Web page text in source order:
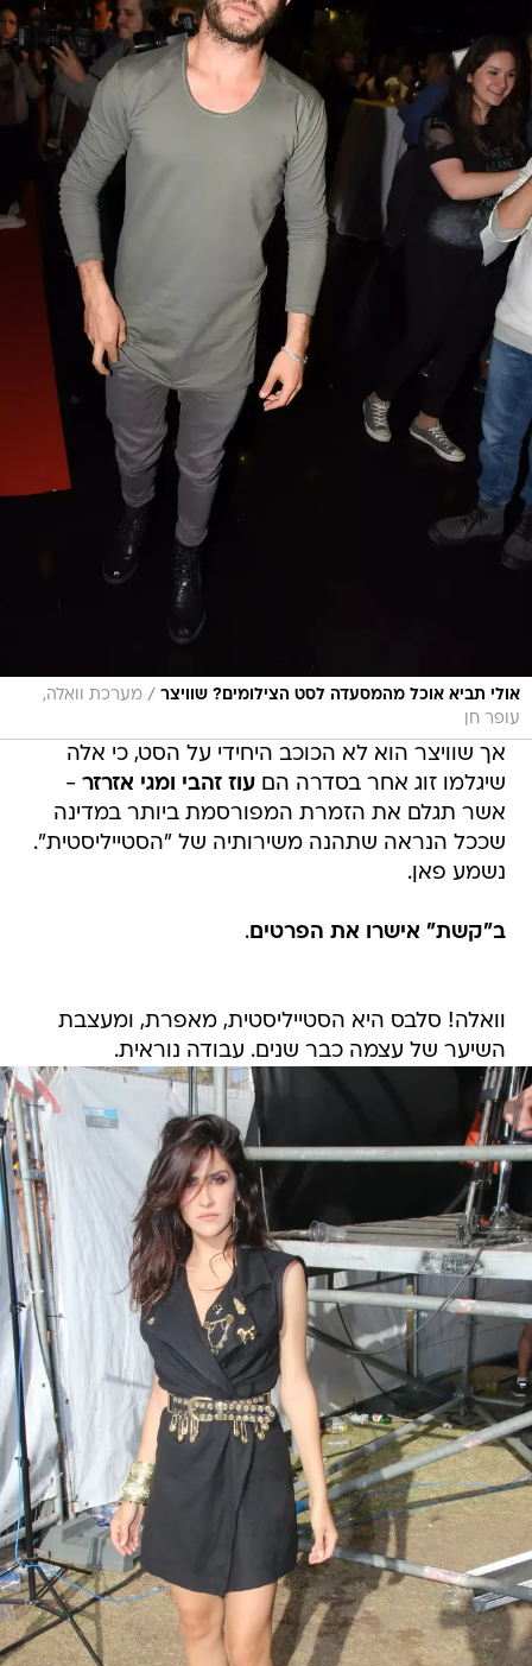
אולי תביא אוכל מהמסעדה לסט הצילומים? שוויצר / מערכת וואלה,
עופר חן
אך שוויצר הוא לא הכוכב היחידי על הסט, כי אלה
שיגלמו זוג אחר בסדרה הםעוז זהבי ומגי אזרזר -
אשר תגלם את הזמרת המפורסמת ביותר במדינה
שככל הנראה שתהנה משירותיה של "הסטייליסטית".
נשמע פאן.
ב"קשת" אישרו את הפרטים.
וואלה! סלבס היא הסטייליסטית, מאפרת, ומעצבת
השיער של עצמה כבר שנים. עבודה נוראית.